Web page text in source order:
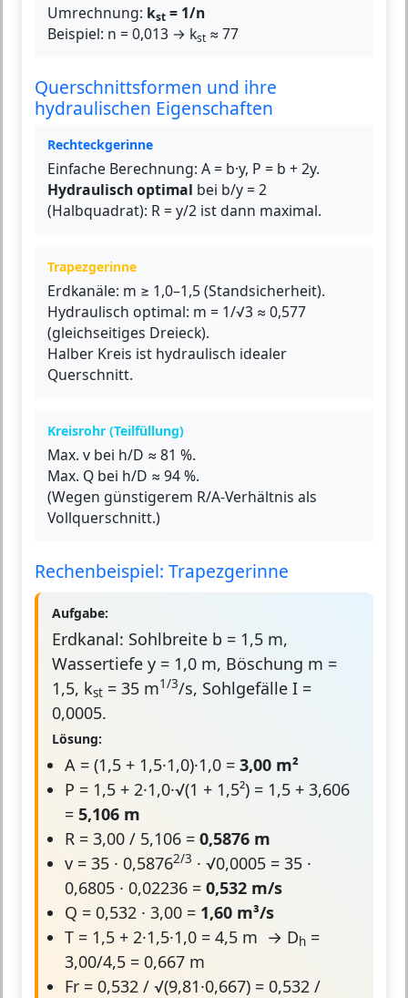
Umrechnung: kst = 1/n
Beispiel: n = 0,013 → kst ≈ 77
Querschnittsformen und ihre
hydraulischen Eigenschaften
Rechteckgerinne
Einfache Berechnung: A = b·y, P = b + 2y.
Hydraulisch optimal bei b/y = 2
(Halbquadrat): R = y/2 ist dann maximal.
Trapezgerinne
Erdkanäle: m ≥ 1,0–1,5 (Standsicherheit).
Hydraulisch optimal: m = 1/√3 ≈ 0,577
(gleichseitiges Dreieck).
Halber Kreis ist hydraulisch idealer
Querschnitt.
Kreisrohr (Teilfüllung)
Max. v bei h/D ≈ 81 %.
Max. Q bei h/D ≈ 94 %.
(Wegen günstigerem R/A-Verhältnis als
Vollquerschnitt.)
Rechenbeispiel: Trapezgerinne
Aufgabe:
Erdkanal: Sohlbreite b = 1,5 m,
Wassertiefe y = 1,0 m, Böschung m =
1,5, kst = 35 m1/3/s, Sohlgefälle I =
0,0005.
Lösung:
A = (1,5 + 1,5·1,0)·1,0 = 3,00 m²
P = 1,5 + 2·1,0·√(1 + 1,5²) = 1,5 + 3,606
= 5,106 m
R = 3,00 / 5,106 = 0,5876 m
v = 35 · 0,58762/3 · √0,0005 = 35 ·
0,6805 · 0,02236 = 0,532 m/s
Q = 0,532 · 3,00 = 1,60 m³/s
T = 1,5 + 2·1,5·1,0 = 4,5 m → Dh =
3,00/4,5 = 0,667 m
Fr = 0,532 / √(9,81·0,667) = 0,532 /